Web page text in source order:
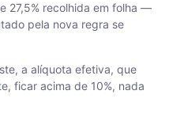
27,5% recolhida em folha —
pela nova regra se
a alíquota efetiva, que
ficar acima de 10%, nada